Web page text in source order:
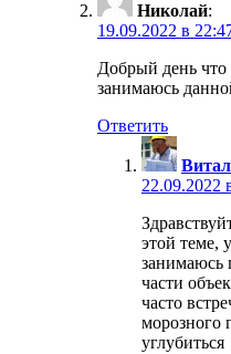
Николай:
19.09.2022 в
Добрый день что
занимаюсь
Ответить
22.09.2022
этой теме,
занимаюсь
части
часто
морозного
углубиться